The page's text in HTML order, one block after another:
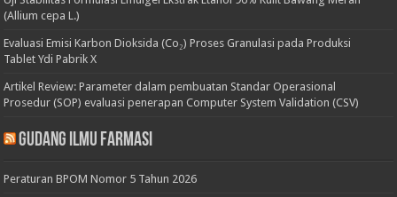
(Allium cepa L.)
Evaluasi Emisi Karbon Dioksida (Co₂) Proses Granulasi pada Produksi
Tablet Ydi Pabrik X
Artikel Review: Parameter dalam pembuatan Standar Operasional
Prosedur (SOP) evaluasi penerapan Computer System Validation (CSV)
Gudang Ilmu Farmasi
Peraturan BPOM Nomor 5 Tahun 2026